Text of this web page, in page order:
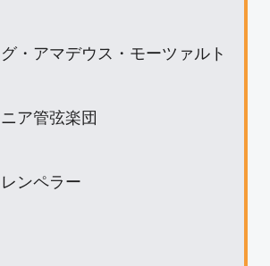
・アマデウス・モーツァルト
ア管弦楽団
ンペラー